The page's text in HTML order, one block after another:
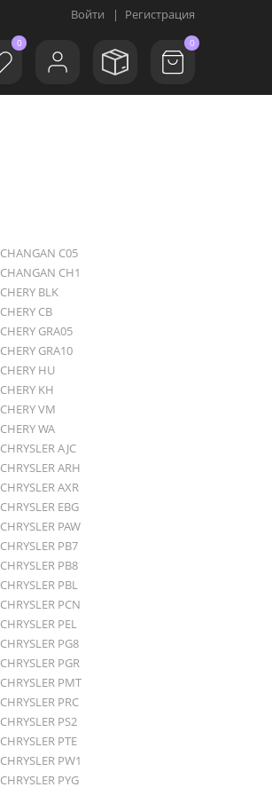
Войти | Регистрация
0 0
CHANGAN C05
CHANGAN CH1
CHERY BLK
CHERY CB
CHERY GRA05
CHERY GRA10
CHERY HU
CHERY KH
CHERY VM
CHERY WA
CHRYSLER AJC
CHRYSLER ARH
CHRYSLER AXR
CHRYSLER EBG
CHRYSLER PAW
CHRYSLER PB7
CHRYSLER PB8
CHRYSLER PBL
CHRYSLER PCN
CHRYSLER PEL
CHRYSLER PG8
CHRYSLER PGR
CHRYSLER PMT
CHRYSLER PRC
CHRYSLER PS2
CHRYSLER PTE
CHRYSLER PW1
CHRYSLER PYG